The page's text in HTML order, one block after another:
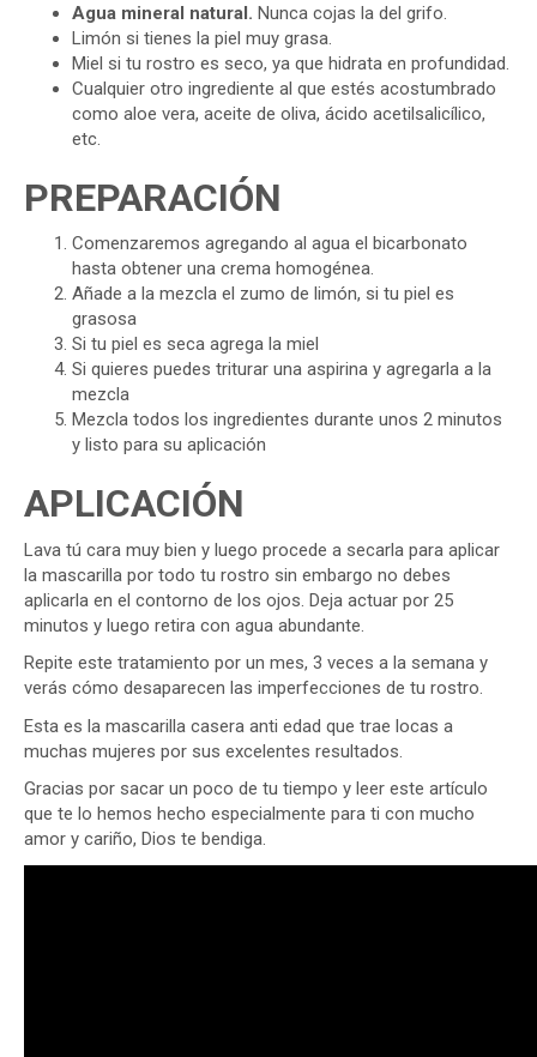
Agua mineral natural. Nunca cojas la del grifo.
Limón si tienes la piel muy grasa.
Miel si tu rostro es seco, ya que hidrata en profundidad.
Cualquier otro ingrediente al que estés acostumbrado
como aloe vera, aceite de oliva, ácido acetilsalicílico,
etc.
PREPARACIÓN
Comenzaremos agregando al agua el bicarbonato
hasta obtener una crema homogénea.
Añade a la mezcla el zumo de limón, si tu piel es
grasosa
Si tu piel es seca agrega la miel
Si quieres puedes triturar una aspirina y agregarla a la
mezcla
Mezcla todos los ingredientes durante unos 2 minutos
y listo para su aplicación
APLICACIÓN
Lava tú cara muy bien y luego procede a secarla para aplicar
la mascarilla por todo tu rostro sin embargo no debes
aplicarla en el contorno de los ojos. Deja actuar por 25
minutos y luego retira con agua abundante.
Repite este tratamiento por un mes, 3 veces a la semana y
verás cómo desaparecen las imperfecciones de tu rostro.
Esta es la mascarilla casera anti edad que trae locas a
muchas mujeres por sus excelentes resultados.
Gracias por sacar un poco de tu tiempo y leer este artículo
que te lo hemos hecho especialmente para ti con mucho
amor y cariño, Dios te bendiga.